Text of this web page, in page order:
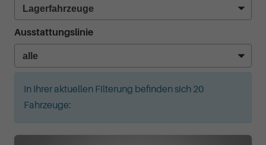
Ausstattungslinie
In Ihrer aktuellen Filterung befinden sich 20
Fahrzeuge: